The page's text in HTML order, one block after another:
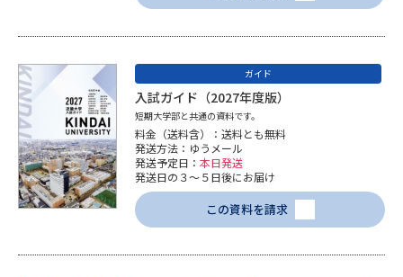
ガイド
入試ガイド（2027年度版）
短期大学部と共通の資料です。
料金（送料含）：送料とも無料
発送方法：ゆうメール
発送予定日： 本日発送
発送日の３～５日後にお届け
この資料を請求